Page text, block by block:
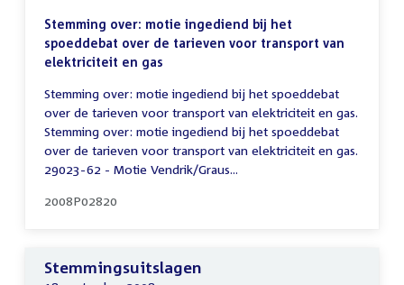
Stemming over: motie ingediend bij het
spoeddebat over de tarieven voor transport van
elektriciteit en gas
Stemming over: motie ingediend bij het spoeddebat
over de tarieven voor transport van elektriciteit en gas.
Stemming over: motie ingediend bij het spoeddebat
over de tarieven voor transport van elektriciteit en gas.
29023-62 - Motie Vendrik/Graus...
2008P02820
Stemmingsuitslagen